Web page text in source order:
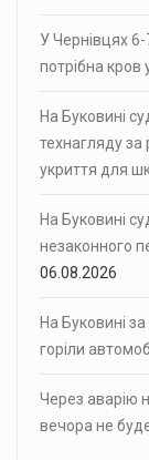
У Чернівцях
потрібна кров
На Буковині
технагляду за
укриття для
На Буковині
незаконного
06.08.2026
На Буковині
горіли
Через аварію
вечора не